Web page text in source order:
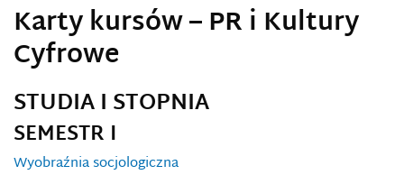
Karty kursów – PR i Kultury
Cyfrowe
STUDIA I STOPNIA
SEMESTR I
Wyobraźnia socjologiczna